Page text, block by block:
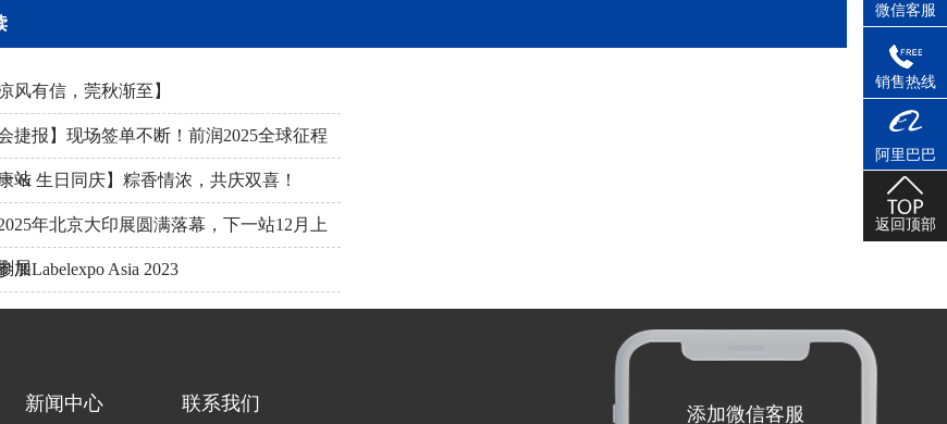
风有信，莞秋渐至】
捷报】现场签单不断！前润2025全球征程
站
& 生日同庆】粽香情浓，共庆双喜！
年北京大印展圆满落幕，下一站12月上
展
加Labelexpo Asia 2023
新闻中心 联系我们 添加微信客服
微信客服
销售热线
阿里巴巴
返回顶部